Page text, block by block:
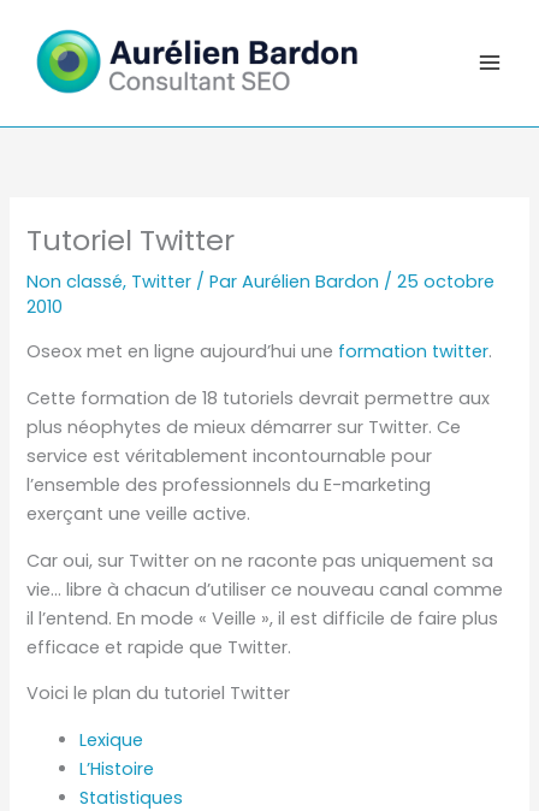
contenu
Tutoriel Twitter
Non classé, Twitter / ParAurélien Bardon /25 octobre
2010
Oseox met en ligne aujourd’hui une formation twitter.
Cette formation de 18 tutoriels devrait permettre aux
plus néophytes de mieux démarrer sur Twitter. Ce
service est véritablement incontournable pour
l’ensemble des professionnels du E-marketing
exerçant une veille active.
Car oui, sur Twitter on ne raconte pas uniquement sa
vie… libre à chacun d’utiliser ce nouveau canal comme
il l’entend. En mode « Veille », il est difficile de faire plus
efficace et rapide que Twitter.
Voici le plan du tutoriel Twitter
Lexique
L’Histoire
Statistiques